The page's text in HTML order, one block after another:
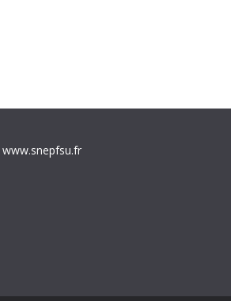
www.snepfsu.fr